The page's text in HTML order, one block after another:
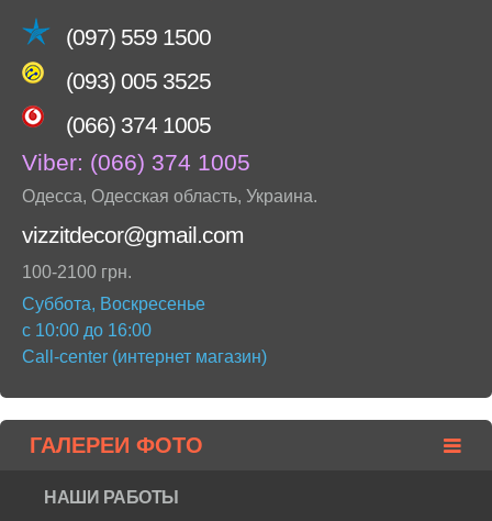
(097) 559 1500
(093) 005 3525
(066) 374 1005
Viber: (066) 374 1005
Одесса, Одесская область, Украина.
vizzitdecor@gmail.com
100-2100 грн.
Суббота, Воскресенье
с 10:00 до 16:00
Call-center (интернет магазин)
ГАЛЕРЕИ ФОТО
НАШИ РАБОТЫ